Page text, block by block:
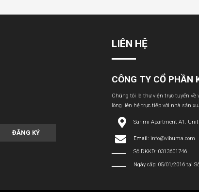
ĐĂNG KÝ
LIÊN HỆ
CÔNG TY CỔ PHẦN
Chúng tôi là thư viện trực tuyến về
lòng liên hệ trực tiếp với nhà sản
Sarimi Apartment A1.
Email: info@vibuma.com
Số DKKD: 0313601746
Ngày cấp: 05/01/2016 tại